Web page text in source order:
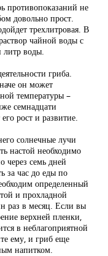
противопоказаний не
довольно прост.
трехлитровая. В
чайной воды с
литр воды.
гриба.
он может
температуры –
семнадцати
рост и развитие.
солнечные лучи
настой необходимо
через семь дней
за час до еды по
определенный
и прохладной
раз в месяц. Если вы
верхней пленки,
в неблагоприятной
ему, и гриб еще
напитком.